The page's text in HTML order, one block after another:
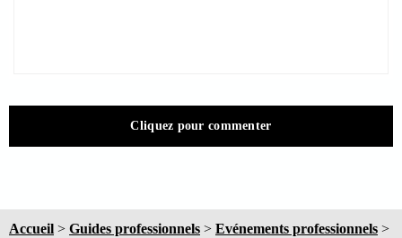
Cliquez pour commenter
Accueil > Guides professionnels > Evénements professionnels >